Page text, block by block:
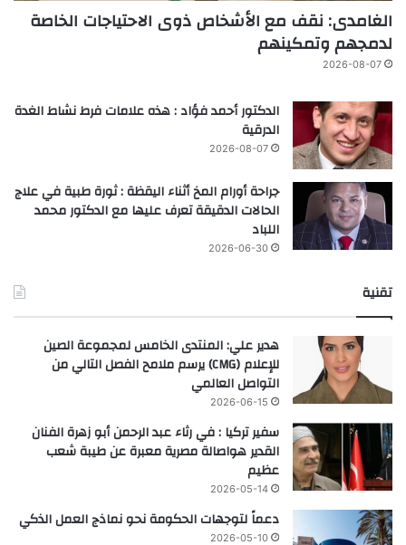
الغامدى: نقف مع الأشخاص ذوى الاحتياجات الخاصة
لدمجهم وتمكينهم
2026-08-07
الدكتور أحمد فؤاد : هذه علامات فرط نشاط الغدة
الدرقية
2026-08-07
جراحة أورام المخ أثناء اليقظة : ثورة طبية في علاج
الحالات الدقيقة تعرف عليها مع الدكتور محمد
اللباد
2026-06-30
تقنية
هدير علي: المنتدى الخامس لمجموعة الصين
للإعلام (CMG) يرسم ملامح الفصل التالي من
التواصل العالمي
2026-06-15
سفير تركيا : في رثاء عبد الرحمن أبو زهرة الفنان
القدير هواصالة مصرية معبرة عن طيبة شعب
عظيم
2026-05-14
دعماً لتوجهات الحكومة نحو نماذج العمل الذكي
2026-05-10